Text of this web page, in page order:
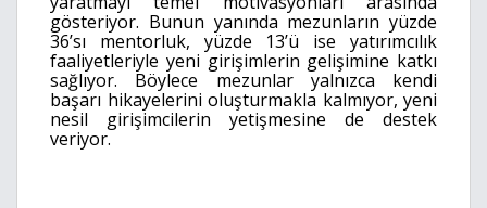
gösteriyor. Bunun yanında mezunların yüzde
36’sı mentorluk, yüzde 13’ü ise yatırımcılık
faaliyetleriyle yeni girişimlerin gelişimine katkı
sağlıyor. Böylece mezunlar yalnızca kendi
başarı hikayelerini oluşturmakla kalmıyor, yeni
nesil girişimcilerin yetişmesine de destek
veriyor.